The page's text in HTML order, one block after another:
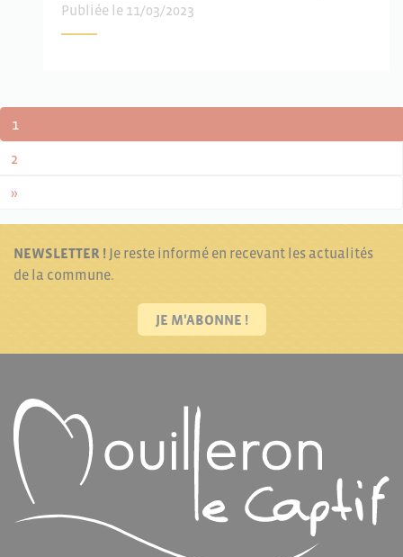
Publiée le 11/03/2023
NAVIGATION DANS LES
1
2
»
NEWSLETTER ! Je reste informé en recevant les actualités
de la commune.
JE M'ABONNE !